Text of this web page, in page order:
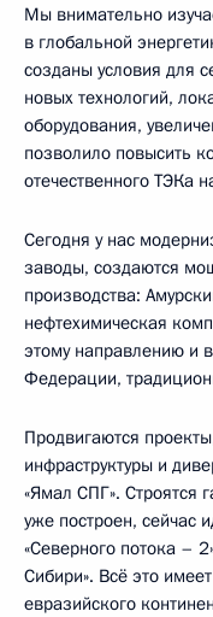
Мы внимательно
в глобальной
созданы условия для
новых технологий,
оборудования,
позволило повысить
отечественного ТЭКа
Сегодня у нас
заводы, создаются
производства:
нефтехимическая
этому направлению и
Федерации,
Продвигаются
инфраструктуры и
«Ямал СПГ». Строятся
уже построен, сейчас
«Северного потока –
Сибири». Всё это
евразийского